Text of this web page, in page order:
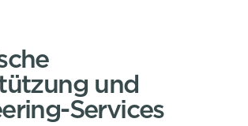
und
Services